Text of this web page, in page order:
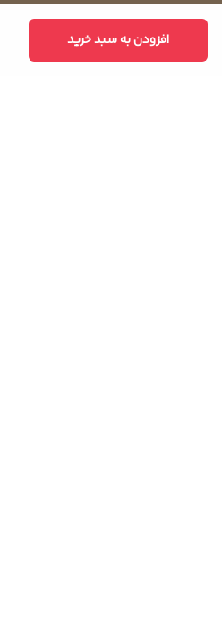
افزودن به سبد خرید